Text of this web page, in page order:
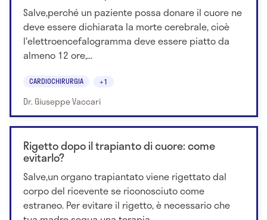
Salve,perché un paziente possa donare il cuore ne
deve essere dichiarata la morte cerebrale, cioè
l'elettroencefalogramma deve essere piatto da
almeno 12 ore,...
CARDIOCHIRURGIA +1
Dr. Giuseppe Vaccari
Rigetto dopo il trapianto di cuore: come
evitarlo?
Salve,un organo trapiantato viene rigettato dal
corpo del ricevente se riconosciuto come
estraneo. Per evitare il rigetto, è necessario che